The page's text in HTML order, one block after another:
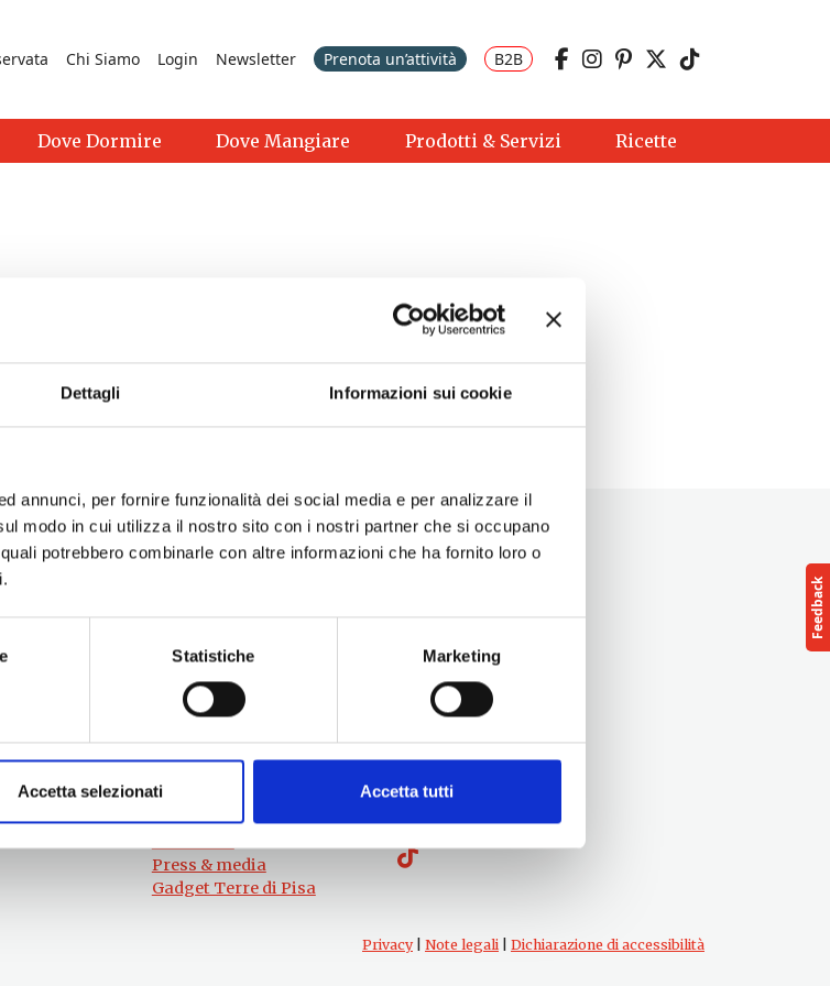
Dettagli Informazioni sui cookie
annunci, per fornire funzionalità dei social media e per analizzare il
modo in cui utilizza il nostro sito con i nostri partner che si occupano
potrebbero combinarle con altre informazioni che ha fornito loro o
Statistiche Marketing
Accetta selezionati Accetta tutti
Chi Siamo Login Newsletter Prenota un’attività B2B
Dove Dormire Dove Mangiare Prodotti & Servizi Ricette
- 23:00
e Sviluppo delle
#lemieTerrediPisa
Esperienze
Eventi
Attrazioni
Prodotti e Servizi
Press & media
Gadget Terre di Pisa
Seguici su
Privacy| Note legali Dichiarazione di accessibilità